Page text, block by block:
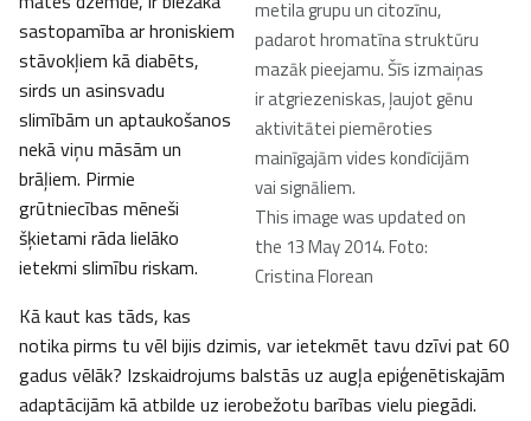
metila grupu un citozīnu,
padarot hromatīna struktūru
mazāk pieejamu. Šīs izmaiņas
ir atgriezeniskas, ļaujot gēnu
aktivitātei piemēroties
mainīgajām vides kondīcijām
vai signāliem.
This image was updated on
the 13 May 2014. Foto:
Cristina Florean
sastopamība ar hroniskiem
stāvokļiem kā diabēts,
sirds un asinsvadu
slimībām un aptaukošanos
nekā viņu māsām un
brāļiem. Pirmie
grūtniecības mēneši
šķietami rāda lielāko
ietekmi slimību riskam.
Kā kaut kas tāds, kas
notika pirms tu vēl bijis dzimis, var ietekmēt tavu dzīvi pat 60
gadus vēlāk? Izskaidrojums balstās uz augļa epiģenētiskajām
adaptācijām kā atbilde uz ierobežotu barības vielu piegādi.